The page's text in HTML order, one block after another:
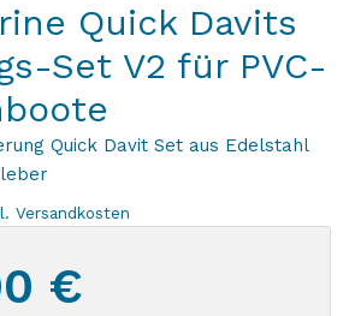
Quick Davits
Set V2 für PVC-
Quick Davit Set aus Edelstahl
Versandkosten
€